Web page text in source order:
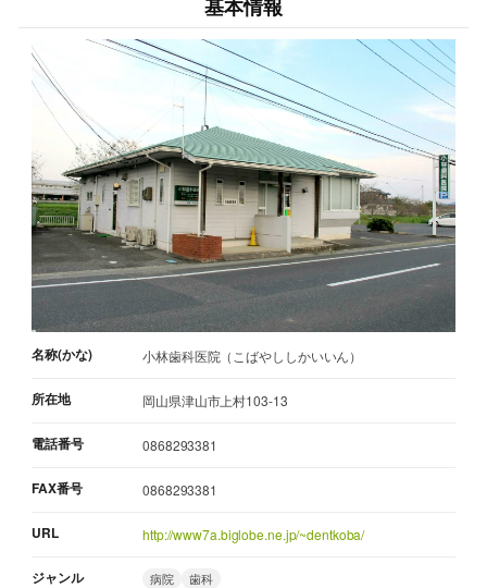
基本情報
名称(かな) 小林歯科医院（こばやししかいいん）
所在地 岡山県津山市上村103-13
電話番号 0868293381
FAX番号 0868293381
URL http://www7a.biglobe.ne.jp/~dentkoba/
ジャンル 病院 歯科